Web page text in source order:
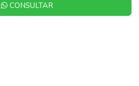
CONSULTAR